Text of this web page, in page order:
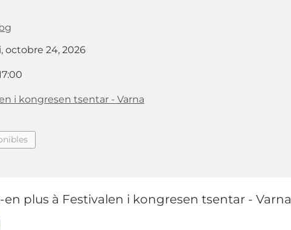
octobre 24, 2026
i kongresen tsentar - Varna
en plus à Festivalen i kongresen tsentar - Varna